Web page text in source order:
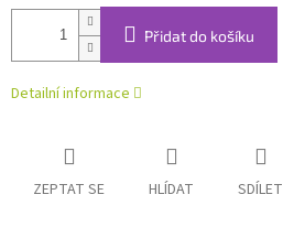
Přidat do košíku
Detailní informace
ZEPTAT SE HLÍDAT SDÍLET